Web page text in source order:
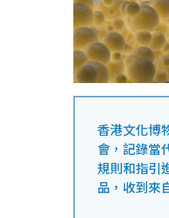
香港文化博
會，記錄當
規則和指引
品，收到來